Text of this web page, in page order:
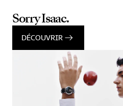
Sorry Isaac.
DÉCOUVRIR